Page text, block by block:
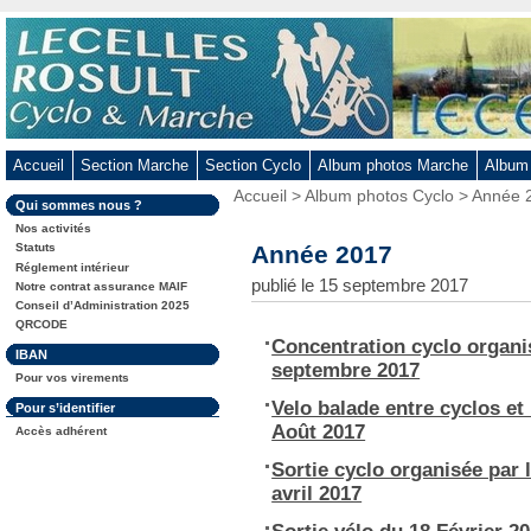
Aller
au
contenu
-
Aller
menu
principal
-
Aller
à
la
recherche
Accueil Section Marche Section Cyclo Album photos Marche
Dans
la
rubrique
:
Qui sommes nous ?
Nos activités
Statuts
Réglement intérieur
Notre contrat assurance MAIF
Conseil d’Administration 2025
QRCODE
Dans
la
rubrique
:
IBAN
Pour vos virements
Dans
la
rubrique
Pour s’identifier
Accès adhérent
Vous
Accueil >Album photos Cyclo > Année
Année 2017
publié le 15 septembre 2017
Concentration cyclo
septembre 2017
Velo balade entre cyclos
Août 2017
Sortie cyclo organisée par
avril 2017